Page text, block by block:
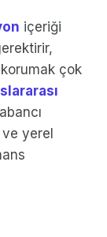
içeriği
çok
yerel